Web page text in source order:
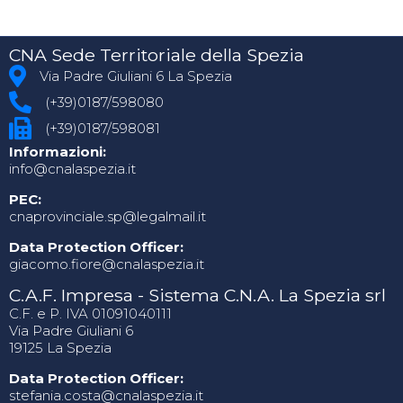
CNA Sede Territoriale della Spezia
Via Padre Giuliani 6 La Spezia
(+39)0187/598080
(+39)0187/598081
Informazioni:
info@cnalaspezia.it
PEC:
cnaprovinciale.sp@legalmail.it
Data Protection Officer:
giacomo.fiore@cnalaspezia.it
C.A.F. Impresa - Sistema C.N.A. La Spezia srl
C.F. e P. IVA 01091040111
Via Padre Giuliani 6
19125 La Spezia
Data Protection Officer:
stefania.costa@cnalaspezia.it